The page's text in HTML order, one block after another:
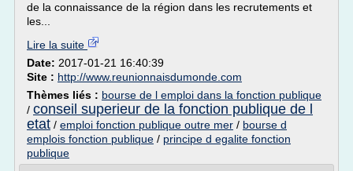
de la connaissance de la région dans les recrutements et
les...
Lire la suite
Date: 2017-01-21 16:40:39
Site : http://www.reunionnaisdumonde.com
Thèmes liés : bourse de l emploi dans la fonction publique
/ conseil superieur de la fonction publique de l
etat / emploi fonction publique outre mer / bourse d
emplois fonction publique / principe d egalite fonction
publique